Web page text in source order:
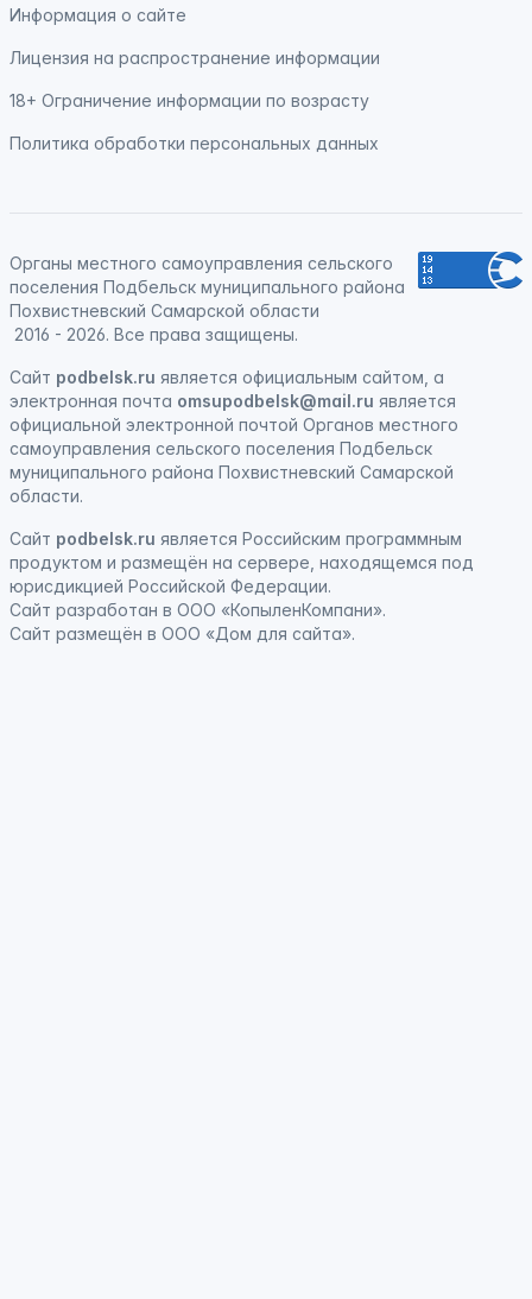
Информация о сайте
Лицензия на распространение информации
18+ Ограничение информации по возрасту
Политика обработки персональных данных
Органы местного самоуправления сельского
поселения Подбельск муниципального района
Похвистневский Самарской области
2016 - 2026. Все права защищены.
Сайт podbelsk.ru является официальным сайтом, а
электронная почта omsupodbelsk@mail.ru является
официальной электронной почтой Органов местного
самоуправления сельского поселения Подбельск
муниципального района Похвистневский Самарской
области.
Сайт podbelsk.ru является Российским программным
продуктом и размещён на сервере, находящемся под
юрисдикцией Российской Федерации.
Сайт разработан в ООО «КопыленКомпани».
Сайт размещён в ООО «Дом для сайта».